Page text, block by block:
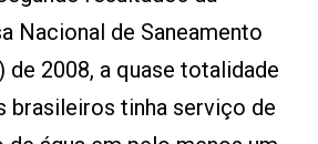
Nacional de Saneamento
de 2008, a quase totalidade
brasileiros tinha serviço de